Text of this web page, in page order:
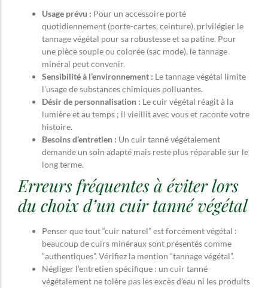
Usage prévu : Pour un accessoire porté
quotidiennement (porte-cartes, ceinture), privilégier le
tannage végétal pour sa robustesse et sa patine. Pour
une pièce souple ou colorée (sac mode), le tannage
minéral peut convenir.
Sensibilité à l’environnement : Le tannage végétal limite
l’usage de substances chimiques polluantes.
Désir de personnalisation : Le cuir végétal réagit à la
lumière et au temps ; il vieillit avec vous et raconte votre
histoire.
Besoins d’entretien : Un cuir tanné végétalement
demande un soin adapté mais reste plus réparable sur le
long terme.
Erreurs fréquentes à éviter lors
du choix d’un cuir tanné végétal
Penser que tout “cuir naturel” est forcément végétal :
beaucoup de cuirs minéraux sont présentés comme
“authentiques”. Vérifiez la mention “tannage végétal”.
Négliger l’entretien spécifique : un cuir tanné
végétalement ne tolère pas les excès d’eau ni les produits